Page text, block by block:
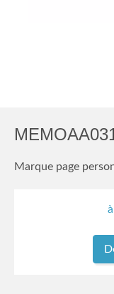
Marque page